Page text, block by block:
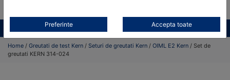
Toate produsele CONTACT
Home / Greutati de test Kern / Seturi de greutati Kern / OIML E2 Kern / Set de
greutati KERN 314-024
Preferinte Accepta toate